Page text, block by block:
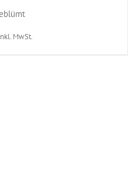
MwSt.